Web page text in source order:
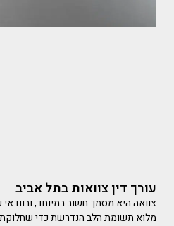
עורך דין צוואות בתל אביב
צוואה היא מסמך חשוב במיוחד,
מלוא תשומת הלב הנדרשת כדי